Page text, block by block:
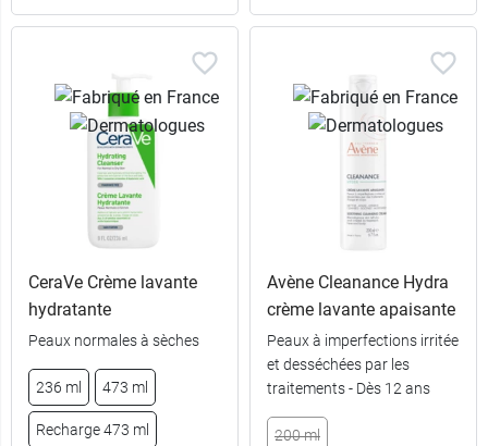
8,89 €
473 ml
CeraVe Crème lavante
hydratante
Peaux normales à sèches
236 ml 473 ml
Recharge 473 ml
Avène Cleanance Hydra
crème lavante apaisante
Peaux à imperfections irritée
et desséchées par les
traitements - Dès 12 ans
200 ml